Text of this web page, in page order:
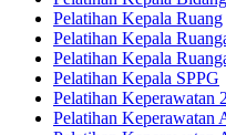
Pelatihan Kepala Ruang
Pelatihan Kepala
Pelatihan Kepala
Pelatihan Kepala SPPG
Pelatihan Keperawatan
Pelatihan Keperawatan